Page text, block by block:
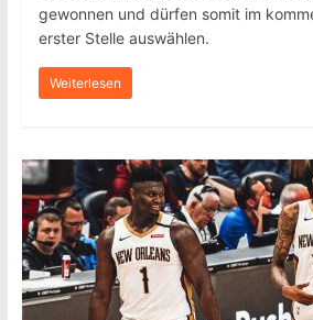
gewonnen und dürfen somit im
erster Stelle auswählen.
Weiterlesen